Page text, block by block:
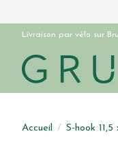
Livraison par vélo sur
Accueil / S-hook